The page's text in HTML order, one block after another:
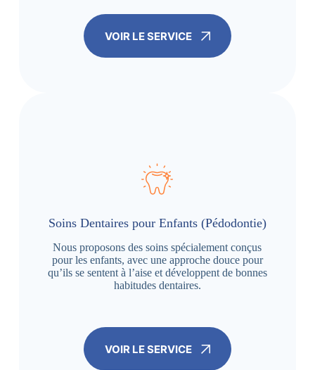
VOIR LE SERVICE
Soins Dentaires pour Enfants (Pédodontie)
Nous proposons des soins spécialement conçus
pour les enfants, avec une approche douce pour
qu’ils se sentent à l’aise et développent de bonnes
habitudes dentaires.
VOIR LE SERVICE